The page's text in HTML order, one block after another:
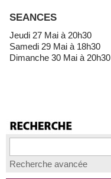
SEANCES
Jeudi 27 Mai à 20h30
Samedi 29 Mai à 18h30
Dimanche 30 Mai à 20h30
Recherche avancée